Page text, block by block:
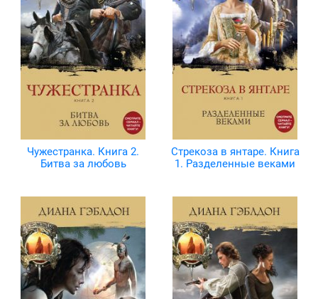
Чужестранка. Книга 2.
Битва за любовь
Стрекоза в янтаре. Книга
1. Разделенные веками